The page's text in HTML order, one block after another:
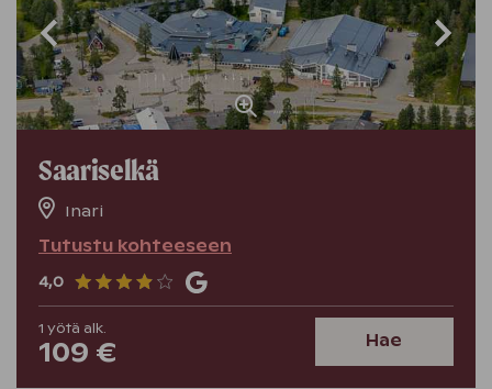
Saariselkä
Inari
Tutustu kohteeseen
4,0
1 yötä alk.
109 € Hae